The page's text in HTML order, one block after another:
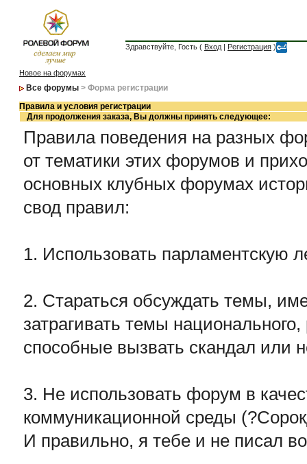
Здравствуйте, Гость ( Вход | Регистрация )
Новое на форумах
Все форумы > Форма регистрации
Правила и условия регистрации
Для продолжения заказа, Вы должны принять следующее:
Правила поведения на разных
от тематики этих форумов и
основных клубных форумах
свод правил:
1. Использовать парламентскую
2. Стараться обсуждать темы,
затрагивать темы
способные вызвать скандал или
3. Не использовать форум в
коммуникационной среды
И правильно, я тебе и не писал